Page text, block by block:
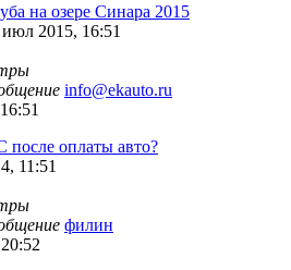
на озере Синара 2015
июл 2015, 16:51
info@ekauto.ru
оплаты авто?
11:51
филин